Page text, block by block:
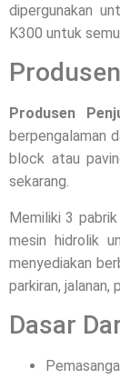
dipergunakan
K300 untuk
Produsen
berpengalaman
block atau
sekarang.
Memiliki 3
mesin hidrolik
menyediakan
parkiran, jalanan,
Dasar